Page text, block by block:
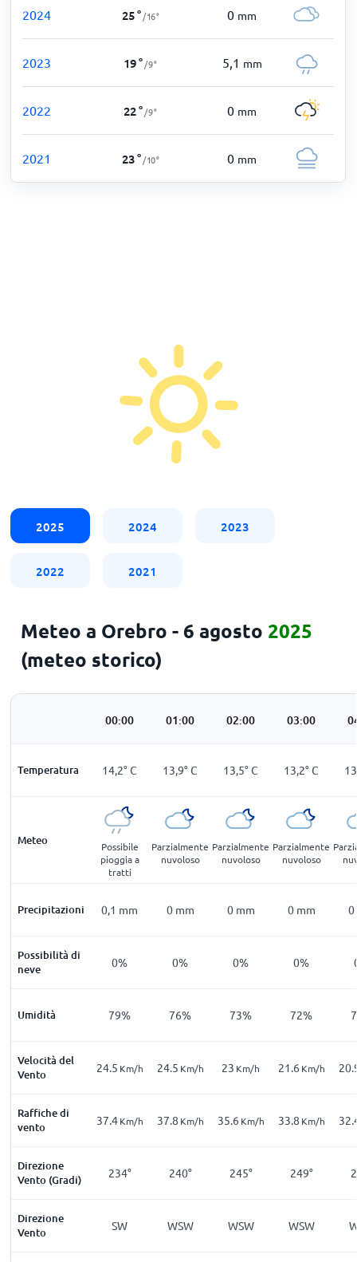
2024 25° /16° 0 mm
2023 19° /9° 5,1 mm
2022 22° /9° 0 mm
2021 23° /10° 0 mm
2025 2024 2023
2022 2021
Meteo a Orebro - 6 agosto 2025
(meteo storico)
00:00 01:00 02:00 03:00
Temperatura 14,2°C 13,9°C 13,5°C 13,2°C
Meteo
Possibile
pioggia a
tratti
Parzialmente
nuvoloso
Parzialmente
nuvoloso
Parzialmente
nuvoloso
Precipitazioni 0,1 mm 0 mm 0 mm 0 mm 0
Possibilità di
neve
0% 0% 0% 0%
Umidità 79% 76% 73% 72%
Velocità del
Vento
24.5 Km/h 24.5 Km/h 23 Km/h 21.6 Km/h
Raffiche di
vento
37.4Km/h 37.8 Km/h 35.6 Km/h 33.8 Km/h
Direzione
Vento (Gradi)
234° 240° 245° 249°
Direzione
Vento
SW WSW WSW WSW